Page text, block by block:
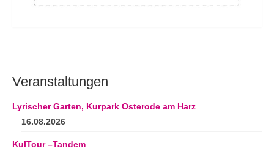
Veranstaltungen
Lyrischer Garten, Kurpark Osterode am Harz
16.08.2026
KulTour –Tandem